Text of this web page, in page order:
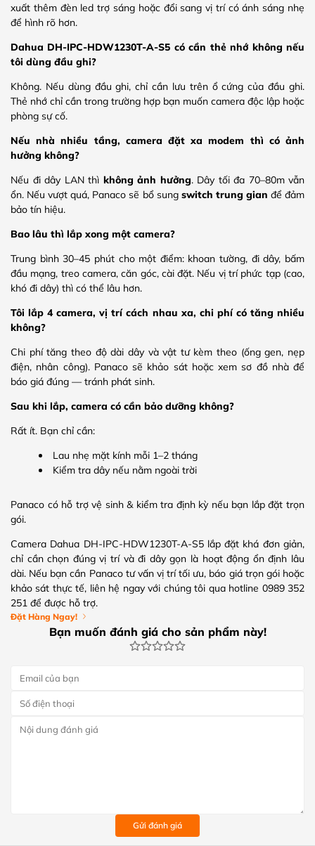
xuất thêm đèn led trợ sáng hoặc đổi sang vị trí có ánh sáng nhẹ
để hình rõ hơn.
Dahua DH-IPC-HDW1230T-A-S5 có cần thẻ nhớ không nếu
tôi dùng đầu ghi?
Không. Nếu dùng đầu ghi, chỉ cần lưu trên ổ cứng của đầu ghi.
Thẻ nhớ chỉ cần trong trường hợp bạn muốn camera độc lập hoặc
phòng sự cố.
Nếu nhà nhiều tầng, camera đặt xa modem thì có ảnh
hưởng không?
Nếu đi dây LAN thì không ảnh hưởng. Dây tối đa 70–80m vẫn
ổn. Nếu vượt quá, Panaco sẽ bổ sung switch trung gian để đảm
bảo tín hiệu.
Bao lâu thì lắp xong một camera?
Trung bình 30–45 phút cho một điểm: khoan tường, đi dây, bấm
đầu mạng, treo camera, căn góc, cài đặt. Nếu vị trí phức tạp (cao,
khó đi dây) thì có thể lâu hơn.
Tôi lắp 4 camera, vị trí cách nhau xa, chi phí có tăng nhiều
không?
Chi phí tăng theo độ dài dây và vật tư kèm theo (ống gen, nẹp
điện, nhân công). Panaco sẽ khảo sát hoặc xem sơ đồ nhà để
báo giá đúng — tránh phát sinh.
Sau khi lắp, camera có cần bảo dưỡng không?
Rất ít. Bạn chỉ cần:
Lau nhẹ mặt kính mỗi 1–2 tháng
Kiểm tra dây nếu nằm ngoài trời
Panaco có hỗ trợ vệ sinh & kiểm tra định kỳ nếu bạn lắp đặt trọn
gói.
Camera Dahua DH-IPC-HDW1230T-A-S5 lắp đặt khá đơn giản,
chỉ cần chọn đúng vị trí và đi dây gọn là hoạt động ổn định lâu
dài. Nếu bạn cần Panaco tư vấn vị trí tối ưu, báo giá trọn gói hoặc
khảo sát thực tế, liên hệ ngay với chúng tôi qua hotline 0989 352
251 để được hỗ trợ.
Đặt Hàng Ngay!
Bạn muốn đánh giá cho sản phẩm này!
Gửi đánh giá